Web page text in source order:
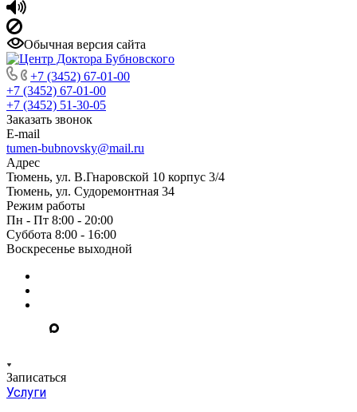
Обычная версия сайта
+7 (3452) 67-01-00
+7 (3452) 67-01-00
+7 (3452) 51-30-05
Заказать звонок
E-mail
tumen-bubnovsky@mail.ru
Адрес
Тюмень, ул. В.Гнаровской 10 корпус 3/4
Тюмень, ул. Судоремонтная 34
Режим работы
Пн - Пт 8:00 - 20:00
Суббота 8:00 - 16:00
Воскресенье выходной
Записаться
Услуги